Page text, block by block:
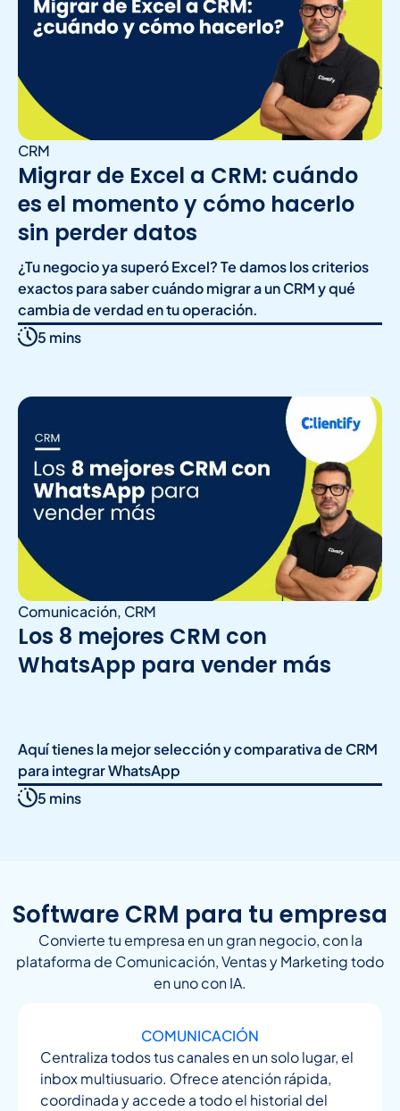
CRM
Migrar de Excel a CRM: cuándo
es el momento y cómo hacerlo
sin perder datos
¿Tu negocio ya superó Excel? Te damos los criterios
exactos para saber cuándo migrar a un CRM y qué
cambia de verdad en tu operación.
5 mins
Comunicación, CRM
Los 8 mejores CRM con
WhatsApp para vender más
Aquí tienes la mejor selección y comparativa de CRM
para integrar WhatsApp
5 mins
Software CRM para tu empresa
Convierte tu empresa en un gran negocio, con la
plataforma de Comunicación, Ventas y Marketing todo
en uno con IA.
COMUNICACIÓN
Centraliza todos tus canales en un solo lugar, el
inbox multiusuario. Ofrece atención rápida,
coordinada y accede a todo el historial del